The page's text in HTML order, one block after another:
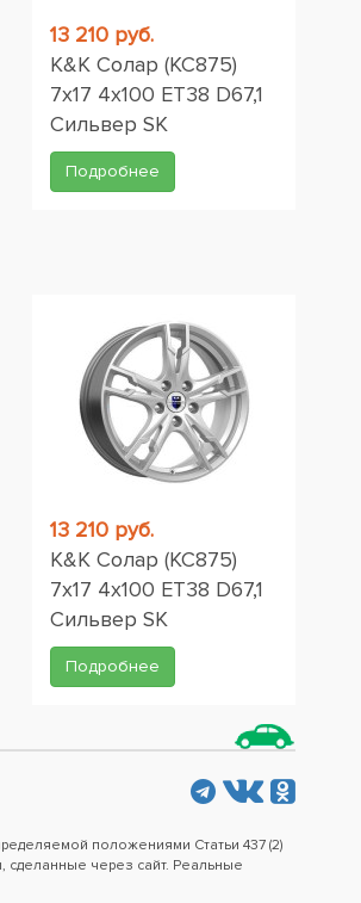
13 210 руб.
K&K Солар (КС875)
7x17 4x100 ET38 D67,1
Сильвер SK
Подробнее
13 210 руб.
K&K Солар (КС875)
7x17 4x100 ET38 D67,1
Сильвер SK
Подробнее
положениями Статьи 437 (2)
сделанные через сайт. Реальные